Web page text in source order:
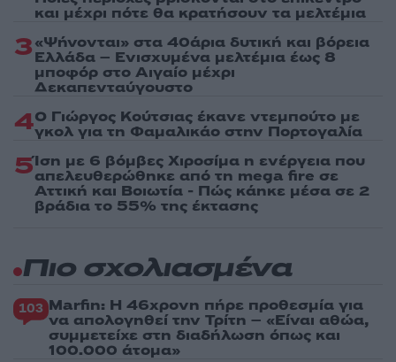
και μέχρι πότε θα κρατήσουν τα μελτέμια
3«Ψήνονται» στα 40άρια δυτική και βόρεια
Ελλάδα – Ενισχυμένα μελτέμια έως 8
μποφόρ στο Αιγαίο μέχρι
Δεκαπενταύγουστο
4Ο Γιώργος Κούτσιας έκανε ντεμπούτο με
γκολ για τη Φαμαλικάο στην Πορτογαλία
5Ίση με 6 βόμβες Χιροσίμα η ενέργεια που
απελευθερώθηκε από τη mega fire σε
Αττική και Βοιωτία - Πώς κάηκε μέσα σε 2
βράδια το 55% της έκτασης
Πιο σχολιασμένα
103 Marfin: Η 46χρονη πήρε προθεσμία για
να απολογηθεί την Τρίτη – «Είναι αθώα,
συμμετείχε στη διαδήλωση όπως και
100.000 άτομα»